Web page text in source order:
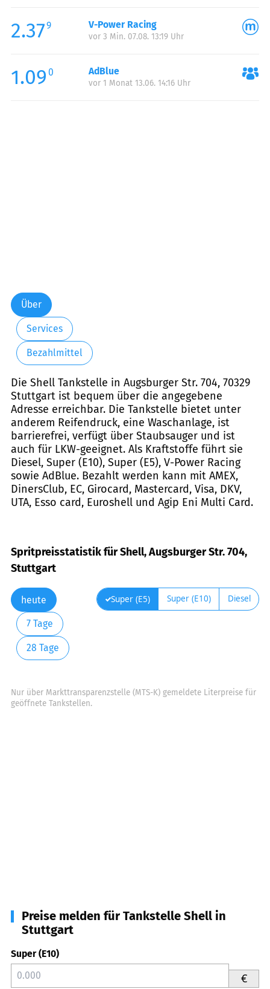
2.379 V-Power Racing
vor 3 Min. 07.08. 13:19 Uhr
1.09 0 AdBlue
vor 1 Monat 13.06. 14:16 Uhr
Über
Services
Bezahlmittel
Die Shell Tankstelle in Augsburger Str. 704, 70329
Stuttgart ist bequem über die angegebene
Adresse erreichbar. Die Tankstelle bietet unter
anderem Reifendruck, eine Waschanlage, ist
barrierefrei, verfügt über Staubsauger und ist
auch für LKW-geeignet. Als Kraftstoffe führt sie
Diesel, Super (E10), Super (E5), V-Power Racing
sowie AdBlue. Bezahlt werden kann mit AMEX,
DinersClub, EC, Girocard, Mastercard, Visa, DKV,
UTA, Esso card, Euroshell und Agip Eni Multi Card.
Spritpreisstatistik für Shell, Augsburger Str. 704,
Stuttgart
heute
7 Tage
28 Tage
Super (E5) Super (E10) Diesel
Nur über Markttransparenzstelle (MTS-K) gemeldete Literpreise für
geöffnete Tankstellen.
Preise melden für Tankstelle Shell in
Stuttgart
Super (E10)
€